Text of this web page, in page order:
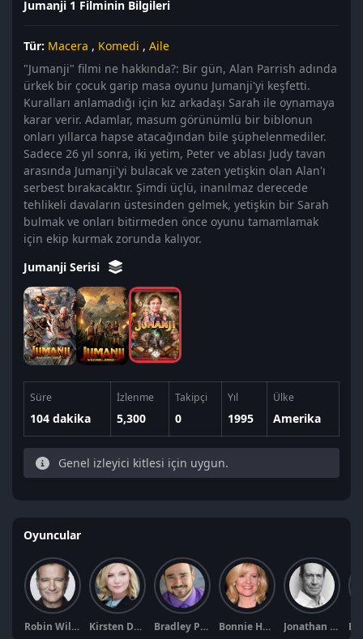
Jumanji 1 Filminin Bilgileri
Tür: Macera , Komedi , Aile
"Jumanji" filmi ne hakkında?: Bir gün, Alan Parrish adında
ürkek bir çocuk garip masa oyunu Jumanji'yi keşfetti.
Kuralları anlamadığı için kız arkadaşı Sarah ile oynamaya
karar verir. Adamlar, masum görünümlü bir biblonun
onları yıllarca hapse atacağından bile şüphelenmediler.
Sadece 26 yıl sonra, iki yetim, Peter ve ablası Judy tavan
arasında Jumanji'yi bulacak ve zaten yetişkin olan Alan'ı
serbest bırakacaktır. Şimdi üçlü, inanılmaz derecede
tehlikeli davaların üstesinden gelmek, yetişkin bir Sarah
bulmak ve onları bitirmeden önce oyunu tamamlamak
için ekip kurmak zorunda kalıyor.
Jumanji Serisi
Süre
104 dakika
İzlenme
5,300
Takipçi
0
Yıl
1995
Ülke
Amerika
Genel izleyici kitlesi için uygun.
Oyuncular
Robin Williams Kirsten Dunst Bradley Pierce Bonnie Hunt Jonathan Hyde